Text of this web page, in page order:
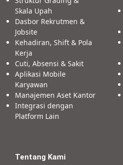
Skala Upah
Dasbor Rekrutmen &
Jobsite
Kehadiran, Shift & Pola
Kerja
Cuti, Absensi & Sakit
Aplikasi Mobile
Karyawan
Manajemen Aset Kantor
Integrasi dengan
Platform Lain
Tentang Kami